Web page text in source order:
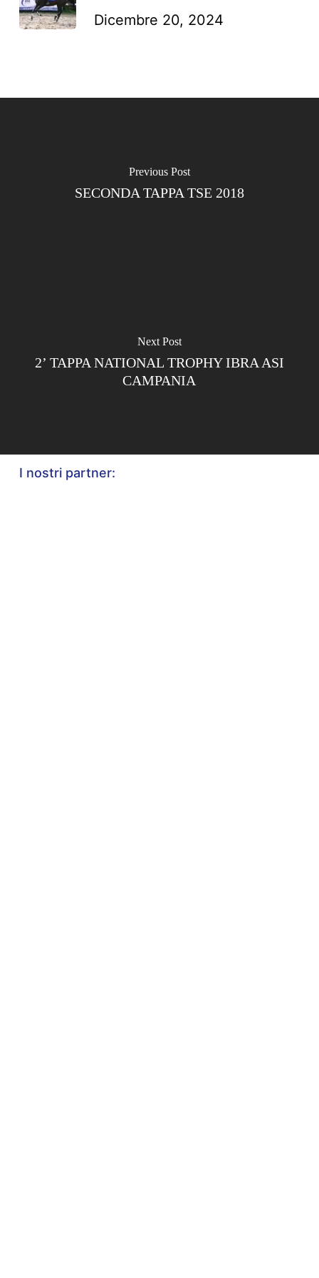
Dicembre 20, 2024
Previous Post
SECONDA TAPPA TSE 2018
Next Post
2’ TAPPA NATIONAL TROPHY IBRA ASI
CAMPANIA
I nostri partner: